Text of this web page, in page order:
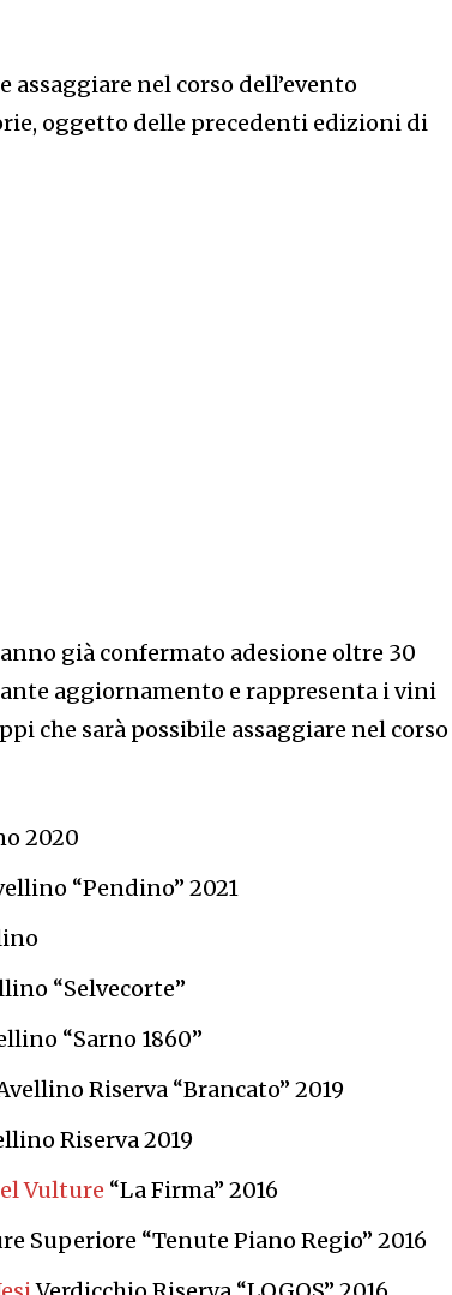
nel corso dell’evento
oggetto delle precedenti edizioni di
già confermato adesione oltre 30
aggiornamento e rappresenta i vini
che sarà possibile assaggiare nel corso
2020
“Pendino” 2021
“Selvecorte”
“Sarno 1860”
Riserva “Brancato” 2019
Riserva 2019
Vulture “La Firma” 2016
Superiore “Tenute Piano Regio” 2016